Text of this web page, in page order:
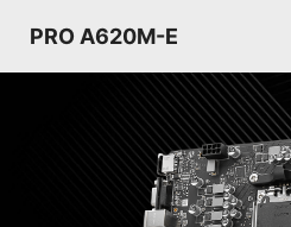
PRO A620M-E